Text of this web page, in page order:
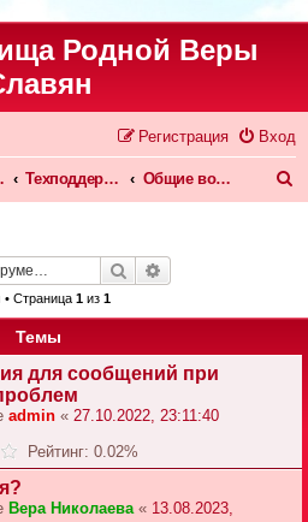
Родной Веры
Вход
Регистрация
Техподдержка форума и сайта Общие вопросы
к
Поиск
• Страница 1из 1
Темы
для сообщений при
admin « 27.10.2022, 23:11:40
Рейтинг: 0.02%
Вера Николаева « 13.08.2023,